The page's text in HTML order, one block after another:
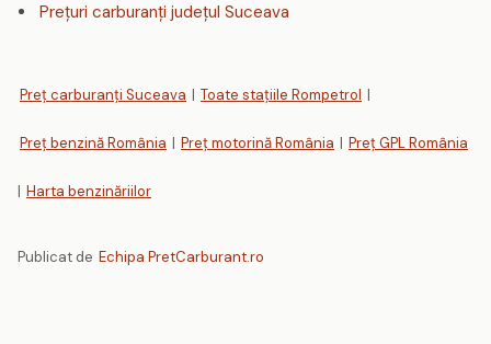
Prețuri carburanți județul Suceava
Preț carburanți Suceava | Toate stațiile Rompetrol |
Preț benzină România | Preț motorină România | Preț GPL România
| Harta benzinăriilor
Publicat de Echipa PretCarburant.ro